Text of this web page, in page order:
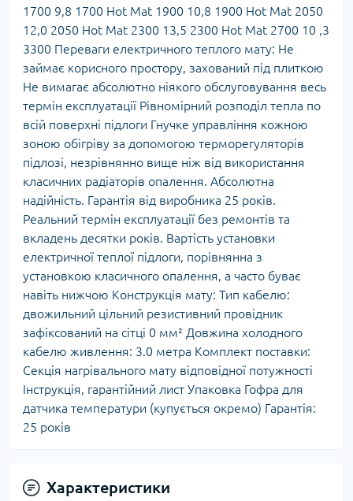
1700 9,8 1700 Hot Mat 1900 10,8 1900 Hot Mat 2050
12,0 2050 Hot Mat 2300 13,5 2300 Hot Mat 2700 10 ,3
3300 Переваги електричного теплого мату: Не
займає корисного простору, захований під плиткою
Не вимагає абсолютно ніякого обслуговування весь
термін експлуатації Рівномірний розподіл тепла по
всій поверхні підлоги Гнучке управління кожною
зоною обігріву за допомогою терморегуляторів
підлозі, незрівнянно вище ніж від використання
класичних радіаторів опалення. Абсолютна
надійність. Гарантія від виробника 25 років.
Реальний термін експлуатації без ремонтів та
вкладень десятки років. Вартість установки
електричної теплої підлоги, порівнянна з
установкою класичного опалення, а часто буває
навіть нижчою Конструкція мату: Тип кабелю:
двожильний цільний резистивний провідник
зафіксований на сітці 0 мм² Довжина холодного
кабелю живлення: 3.0 метра Комплект поставки:
Секція нагрівального мату відповідної потужності
Інструкція, гарантійний лист Упаковка Гофра для
датчика температури (купується окремо) Гарантія:
25 років
Характеристики